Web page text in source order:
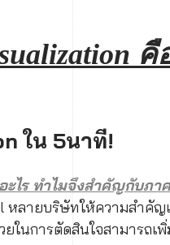
คื
ใน 5นาที!
ะไร ทำไมจึงสำคัญกับภา
หลายบริษัทให้ความสำคั
ในการตัดสินใจสามารถเ